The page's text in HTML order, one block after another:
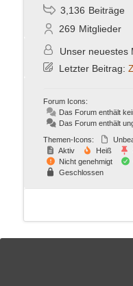
3,136 Beiträge
269 Mitglieder
Unser neuestes
Letzter Beitrag:
Forum Icons:
Das Forum enthält
Das Forum enthält
Themen-Icons:
Aktiv
Heiß
Nicht genehmigt
Geschlossen